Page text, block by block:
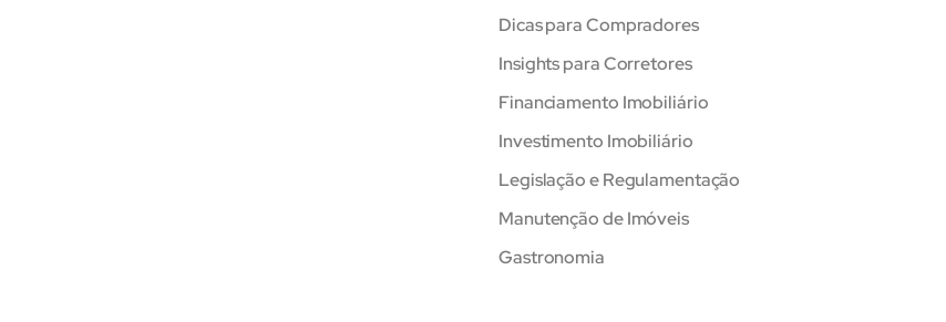
Dicas para Compradores
Insights para Corretores
Financiamento Imobiliário
Investimento Imobiliário
Legislação e Regulamentação
Manutenção de Imóveis
Gastronomia